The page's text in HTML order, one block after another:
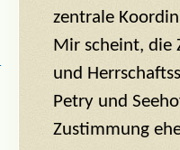
zentrale
Mir scheint, die
und
Petry und
Zustimmung